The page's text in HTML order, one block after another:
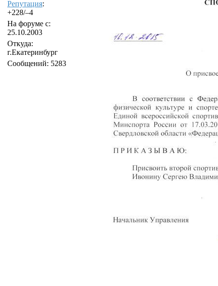
Репутация:
+228/–4
На форуме с:
25.10.2003
Откуда:
г.Екатеринбург
Сообщений: 5283